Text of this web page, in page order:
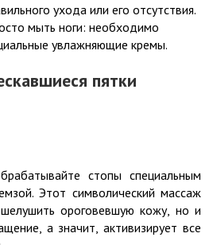
ухода или его отсутствия.
мыть ноги: необходимо
увлажняющие кремы.
пятки
стопы специальным
Этот символический массаж
ороговевшую кожу, но и
а значит, активизирует все